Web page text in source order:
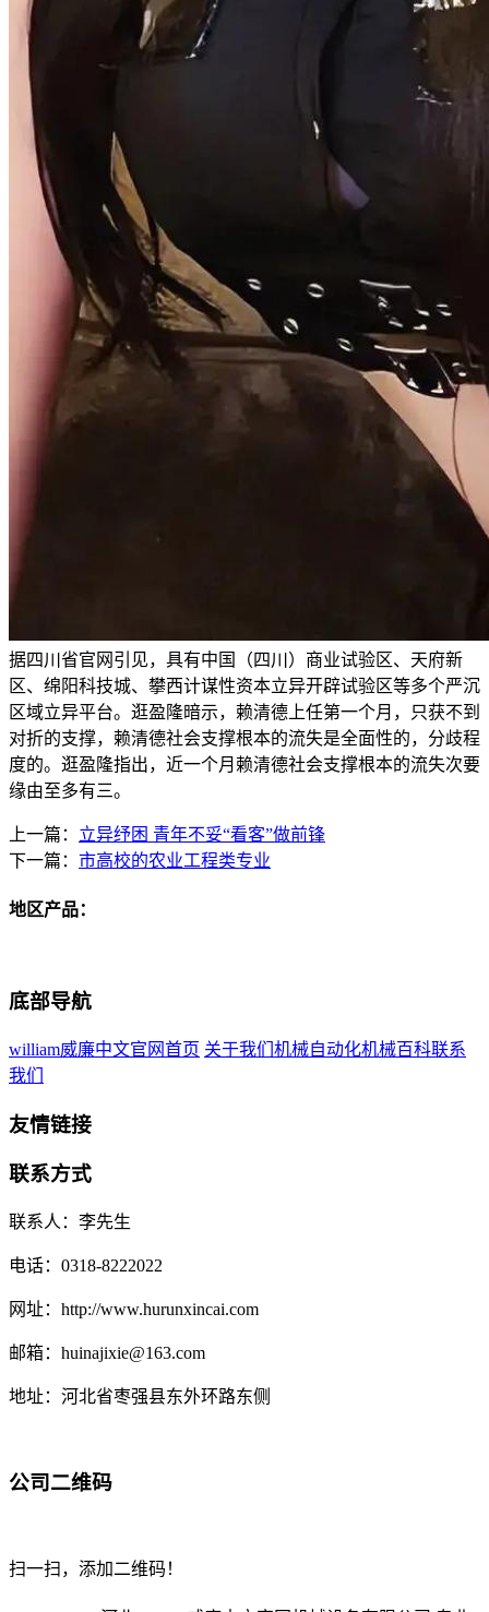
据四川省官网引见，具有中国（四川）商业试验区、天府新
区、绵阳科技城、攀西计谋性资本立异开辟试验区等多个严沉
区域立异平台。逛盈隆暗示，赖清德上任第一个月，只获不到
对折的支撑，赖清德社会支撑根本的流失是全面性的，分歧程
度的。逛盈隆指出，近一个月赖清德社会支撑根本的流失次要
缘由至多有三。
上一篇： 立异纾困 青年不妥“看客”做前锋
下一篇： 市高校的农业工程类专业
地区产品：
底部导航
william威廉中文官网首页 关于我们 机械自动化机械百科联系
我们
友情链接
联系方式
联系人：李先生
电话：0318-8222022
网址：http://www.hurunxincai.com
邮箱：huinajixie@163.com
地址：河北省枣强县东外环路东侧
公司二维码
扫一扫，添加二维码！